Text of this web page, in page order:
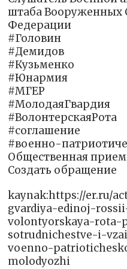
штаба Вооруженных
Федерации
#Головин
#Демидов
#Кузьменко
#Юнармия
#МГЕР
#МолодаяГвардия
#ВолонтерскаяРота
#соглашение
#военно-
Общественная
Создать обращение
kaynak:https://er.ru/
gvardiya-edinoj-
volontyorskaya-rota-
sotrudnichestve-i-
voenno-
molodyozhi